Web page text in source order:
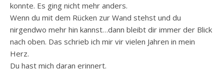
konnte. Es ging nicht mehr anders.
Wenn du mit dem Rücken zur Wand stehst und du
nirgendwo mehr hin kannst…dann bleibt dir immer der Blick
nach oben. Das schrieb ich mir vir vielen Jahren in mein
Herz.
Du hast mich daran erinnert.